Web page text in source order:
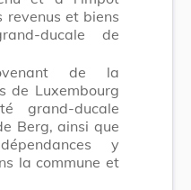
revenus et biens
ducale de
de la
de Luxembourg
grand-ducale
Berg, ainsi que
y
la commune et